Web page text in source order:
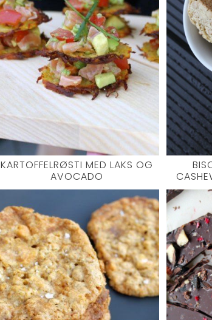
KARTOFFELRØSTI MED LAKS OG
AVOCADO